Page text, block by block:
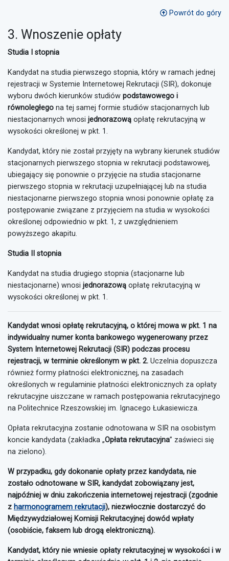
Powrót do góry
3. Wnoszenie opłaty
Studia I stopnia
Kandydat na studia pierwszego stopnia, który w ramach jednej
rejestracji w Systemie Internetowej Rekrutacji (SIR), dokonuje
wyboru dwóch kierunków studiów podstawowego i
równoległego na tej samej formie studiów stacjonarnych lub
niestacjonarnych wnosi jednorazową opłatę rekrutacyjną w
wysokości określonej w pkt. 1.
Kandydat, który nie został przyjęty na wybrany kierunek studiów
stacjonarnych pierwszego stopnia w rekrutacji podstawowej,
ubiegający się ponownie o przyjęcie na studia stacjonarne
pierwszego stopnia w rekrutacji uzupełniającej lub na studia
niestacjonarne pierwszego stopnia wnosi ponownie opłatę za
postępowanie związane z przyjęciem na studia w wysokości
określonej odpowiednio w pkt. 1, z uwzględnieniem
powyższego akapitu.
Studia II stopnia
Kandydat na studia drugiego stopnia (stacjonarne lub
niestacjonarne) wnosi jednorazową opłatę rekrutacyjną w
wysokości określonej w pkt. 1.
Kandydat wnosi opłatę rekrutacyjną, o której mowa w pkt. 1 na
indywidualny numer konta bankowego wygenerowany przez
System Internetowej Rekrutacji (SIR) podczas procesu
rejestracji, w terminie określonym w pkt. 2. Uczelnia dopuszcza
również formy płatności elektronicznej, na zasadach
określonych w regulaminie płatności elektronicznych za opłaty
rekrutacyjne uiszczane w ramach postępowania rekrutacyjnego
na Politechnice Rzeszowskiej im. Ignacego Łukasiewicza.
Opłata rekrutacyjna zostanie odnotowana w SIR na osobistym
koncie kandydata (zakładka „Opłata rekrutacyjna” zaświeci się
na zielono).
W przypadku, gdy dokonanie opłaty przez kandydata, nie
zostało odnotowane w SIR, kandydat zobowiązany jest,
najpóźniej w dniu zakończenia internetowej rejestracji (zgodnie
z harmonogramem rekrutacji), niezwłocznie dostarczyć do
Międzywydziałowej Komisji Rekrutacyjnej dowód wpłaty
(osobiście, faksem lub drogą elektroniczną).
Kandydat, który nie wniesie opłaty rekrutacyjnej w wysokości i w